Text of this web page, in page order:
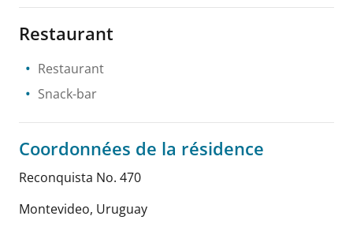
Restaurant
Restaurant
Snack-bar
Coordonnées de la résidence
Reconquista No. 470
Montevideo, Uruguay